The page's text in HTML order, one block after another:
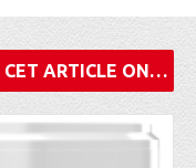
LES CLIENTS AYANT CONSULTÉ CET ARTICLE ONT ÉGALEMENT ACHETÉ